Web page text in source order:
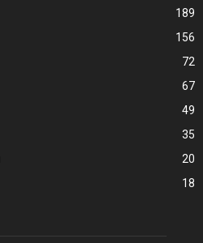
189
156
72
67
49
35
20
18